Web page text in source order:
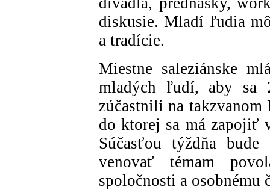
diskusie. Mladí ľudia
a tradície.
Miestne saleziánske
mladých ľudí, aby sa
zúčastnili na takzvanom
do ktorej sa má zapojiť
Súčasťou týždňa
venovať témam
spoločnosti a osobnému